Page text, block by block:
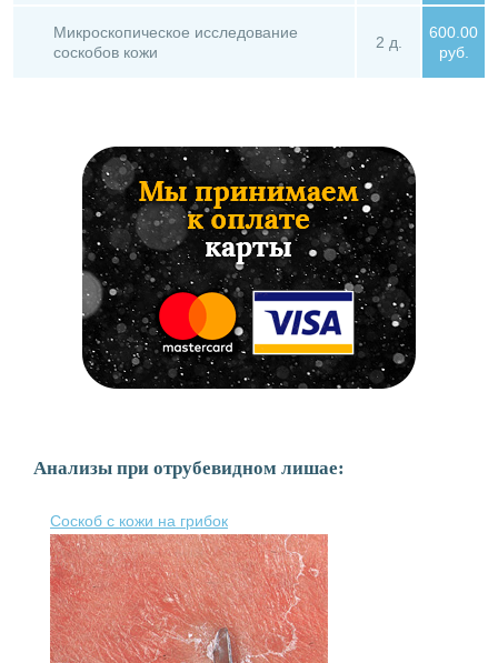
Микроскопическое исследование
соскобов кожи
2 д.
600.00
руб.
Анализы при отрубевидном лишае:
Соскоб с кожи на грибок